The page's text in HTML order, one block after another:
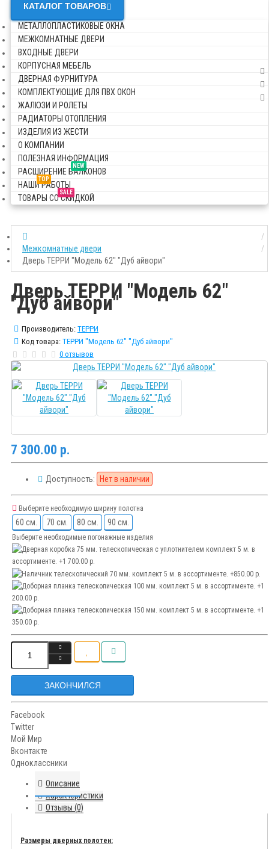
КАТАЛОГ ТОВАРОВ
МЕТАЛЛОПЛАСТИКОВЫЕ ОКНА
МЕЖКОМНАТНЫЕ ДВЕРИ
ВХОДНЫЕ ДВЕРИ
КОРПУСНАЯ МЕБЕЛЬ
ДВЕРНАЯ ФУРНИТУРА
КОМПЛЕКТУЮЩИЕ ДЛЯ ПВХ ОКОН
ЖАЛЮЗИ И РОЛЕТЫ
РАДИАТОРЫ ОТОПЛЕНИЯ
ИЗДЕЛИЯ ИЗ ЖЕСТИ
О КОМПАНИИ
ПОЛЕЗНАЯ ИНФОРМАЦИЯ
NEW
РАСШИРЕНИЕ БАЛКОНОВ
TOP
НАШИ РАБОТЫ
SALE
ТОВАРЫ СО СКИДКОЙ
Межкомнатные двери
Дверь ТЕРРИ "Модель 62" "Дуб айвори"
Дверь ТЕРРИ "Модель 62"
"Дуб айвори"
Производитель: ТЕРРИ
Код товара: ТЕРРИ "Модель 62" "Дуб айвори"
0 отзывов
7 300.00 р.
Доступность: Нет в наличии
Выберите необходимую ширину полотна
60 см. 70 см. 80 см. 90 см.
Выберите необходимые погонажные изделия
ЗАКОНЧИЛСЯ
Facebook
Twitter
Мой Мир
Вконтакте
Одноклассники
Описание
Характеристики
Отзывы (0)
Размеры дверных полотен: